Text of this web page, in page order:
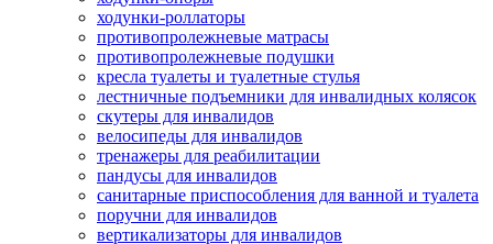
ходунки-роллаторы
противопролежневые матрасы
противопролежневые подушки
кресла туалеты и туалетные стулья
лестничные подъемники для инвалидных колясок
скутеры для инвалидов
велосипеды для инвалидов
тренажеры для реабилитации
пандусы для инвалидов
санитарные приспособления для ванной и туалета
поручни для инвалидов
вертикализаторы для инвалидов